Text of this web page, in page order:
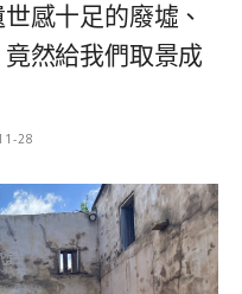
感十足的廢墟、
然給我們取景成
28